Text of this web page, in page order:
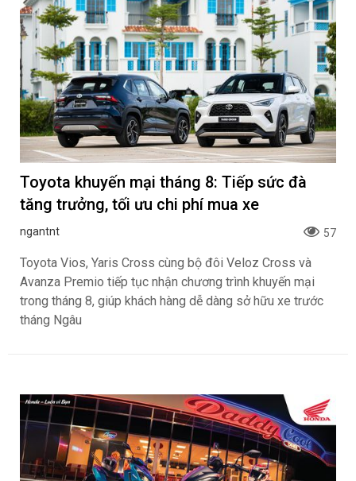
Toyota khuyến mại tháng 8: Tiếp sức đà
tăng trưởng, tối ưu chi phí mua xe
ngantnt 57
Toyota Vios, Yaris Cross cùng bộ đôi Veloz Cross và
Avanza Premio tiếp tục nhận chương trình khuyến mại
trong tháng 8, giúp khách hàng dễ dàng sở hữu xe trước
tháng Ngâu